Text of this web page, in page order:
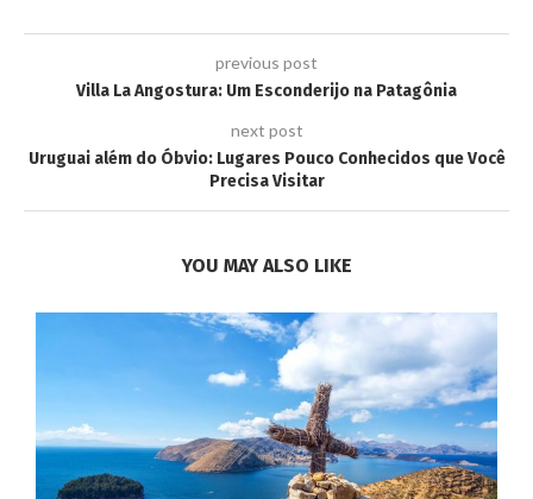
previous post
Villa La Angostura: Um Esconderijo na Patagônia
next post
Uruguai além do Óbvio: Lugares Pouco Conhecidos que Você
Precisa Visitar
YOU MAY ALSO LIKE